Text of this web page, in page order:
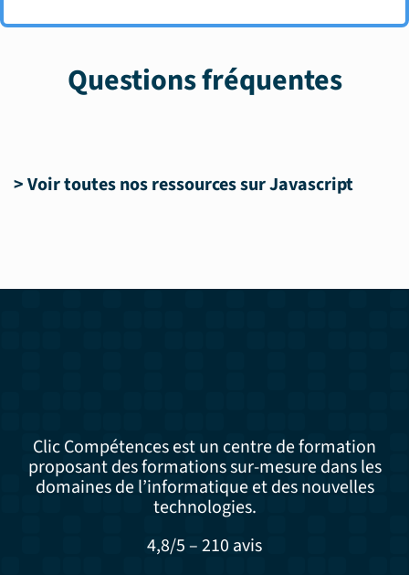
Questions fréquentes
>Voir toutes nos ressources sur Javascript
Clic Compétences est un centre de formation
proposant des formations sur-mesure dans les
domaines de l’informatique et des nouvelles
technologies.
4,8/5 – 210 avis